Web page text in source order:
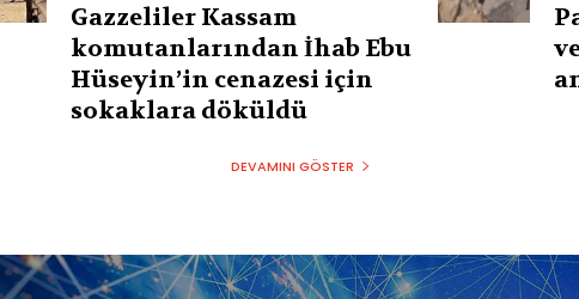
Gazzeliler Kassam
komutanlarından İhab Ebu
Hüseyin’in cenazesi için
sokaklara döküldü
DEVAMINI GÖSTER